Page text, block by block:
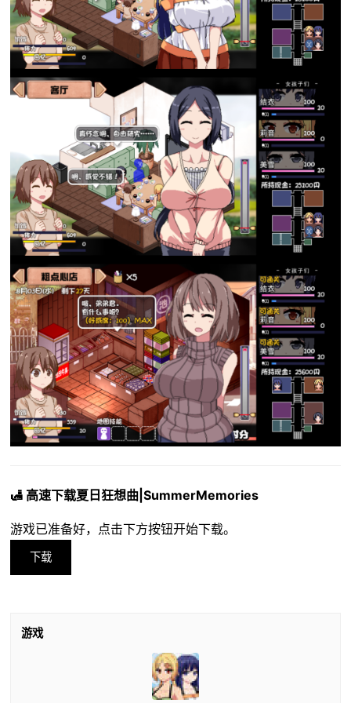
🛃 高速下载夏日狂想曲|SummerMemories
游戏已准备好，点击下方按钮开始下载。
下载
游戏